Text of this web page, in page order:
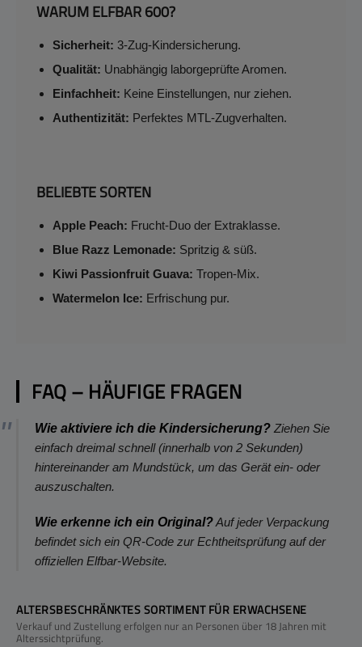
WARUM ELFBAR 600?
Sicherheit: 3-Zug-Kindersicherung.
Qualität: Unabhängig laborgeprüfte Aromen.
Einfachheit: Keine Einstellungen, nur ziehen.
Authentizität: Perfektes MTL-Zugverhalten.
BELIEBTE SORTEN
Apple Peach: Frucht-Duo der Extraklasse.
Blue Razz Lemonade: Spritzig & süß.
Kiwi Passionfruit Guava: Tropen-Mix.
Watermelon Ice: Erfrischung pur.
FAQ – HÄUFIGE FRAGEN
Wie aktiviere ich die Kindersicherung? Ziehen Sie
einfach dreimal schnell (innerhalb von 2 Sekunden)
hintereinander am Mundstück, um das Gerät ein- oder
auszuschalten.
Wie erkenne ich ein Original?Auf jeder Verpackung
befindet sich ein QR-Code zur Echtheitsprüfung auf der
offiziellen Elfbar-Website.
ALTERSBESCHRÄNKTES SORTIMENT FÜR ERWACHSENE
Verkauf und Zustellung erfolgen nur an Personen über 18 Jahren mit
Alterssichtprüfung.